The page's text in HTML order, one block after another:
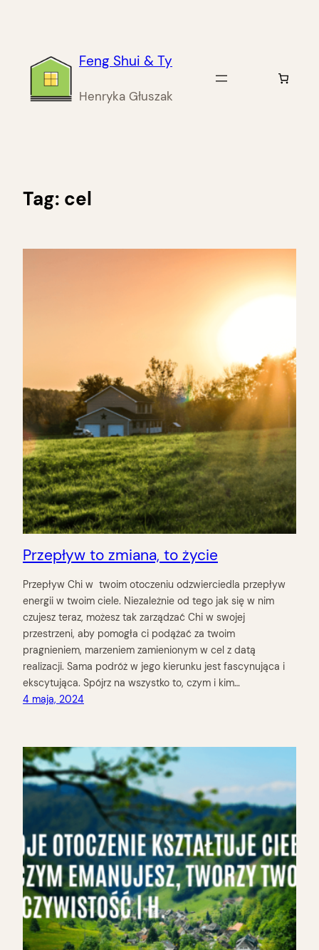
Feng Shui & Ty
Henryka Głuszak
Tag: cel
Przepływ to zmiana, to życie
Przepływ Chi w twoim otoczeniu odzwierciedla przepływ
energii w twoim ciele. Niezależnie od tego jak się w nim
czujesz teraz, możesz tak zarządzać Chi w swojej
przestrzeni, aby pomogła ci podążać za twoim
pragnieniem, marzeniem zamienionym w cel z datą
realizacji. Sama podróż w jego kierunku jest fascynująca i
ekscytująca. Spójrz na wszystko to, czym i kim…
4 maja, 2024